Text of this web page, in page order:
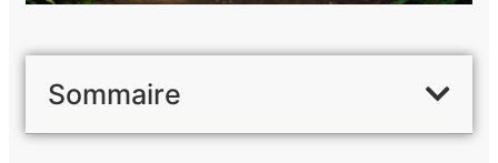
Sommaire